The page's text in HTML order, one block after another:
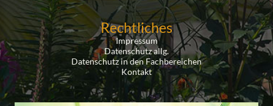
Rechtliches
Impressum
Datenschutz allg.
Datenschutz in den Fachbereichen
Kontakt